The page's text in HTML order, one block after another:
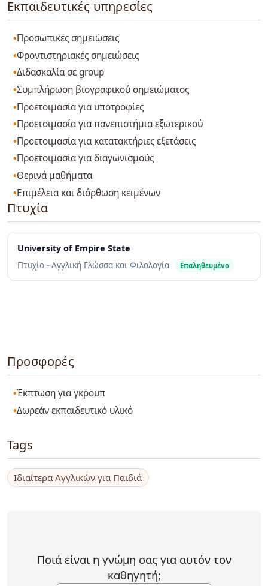
Εκπαιδευτικές υπηρεσίες
Προσωπικές σημειώσεις
Φροντιστηριακές σημειώσεις
Διδασκαλία σε group
Συμπλήρωση βιογραφικού σημειώματος
Προετοιμασία για υποτροφίες
Προετοιμασία για πανεπιστήμια εξωτερικού
Προετοιμασία για κατατακτήριες εξετάσεις
Προετοιμασία για διαγωνισμούς
Θερινά μαθήματα
Επιμέλεια και διόρθωση κειμένων
Πτυχία
University of Empire State
Πτυχίο - Αγγλική Γλώσσα και Φιλολογία
Επαληθευμένο
Προσφορές
Έκπτωση για γκρουπ
Δωρεάν εκπαιδευτικό υλικό
Tags
Ιδιαίτερα Αγγλικών για Παιδιά
Ποιά είναι η γνώμη σας για αυτόν τον
καθηγητή;